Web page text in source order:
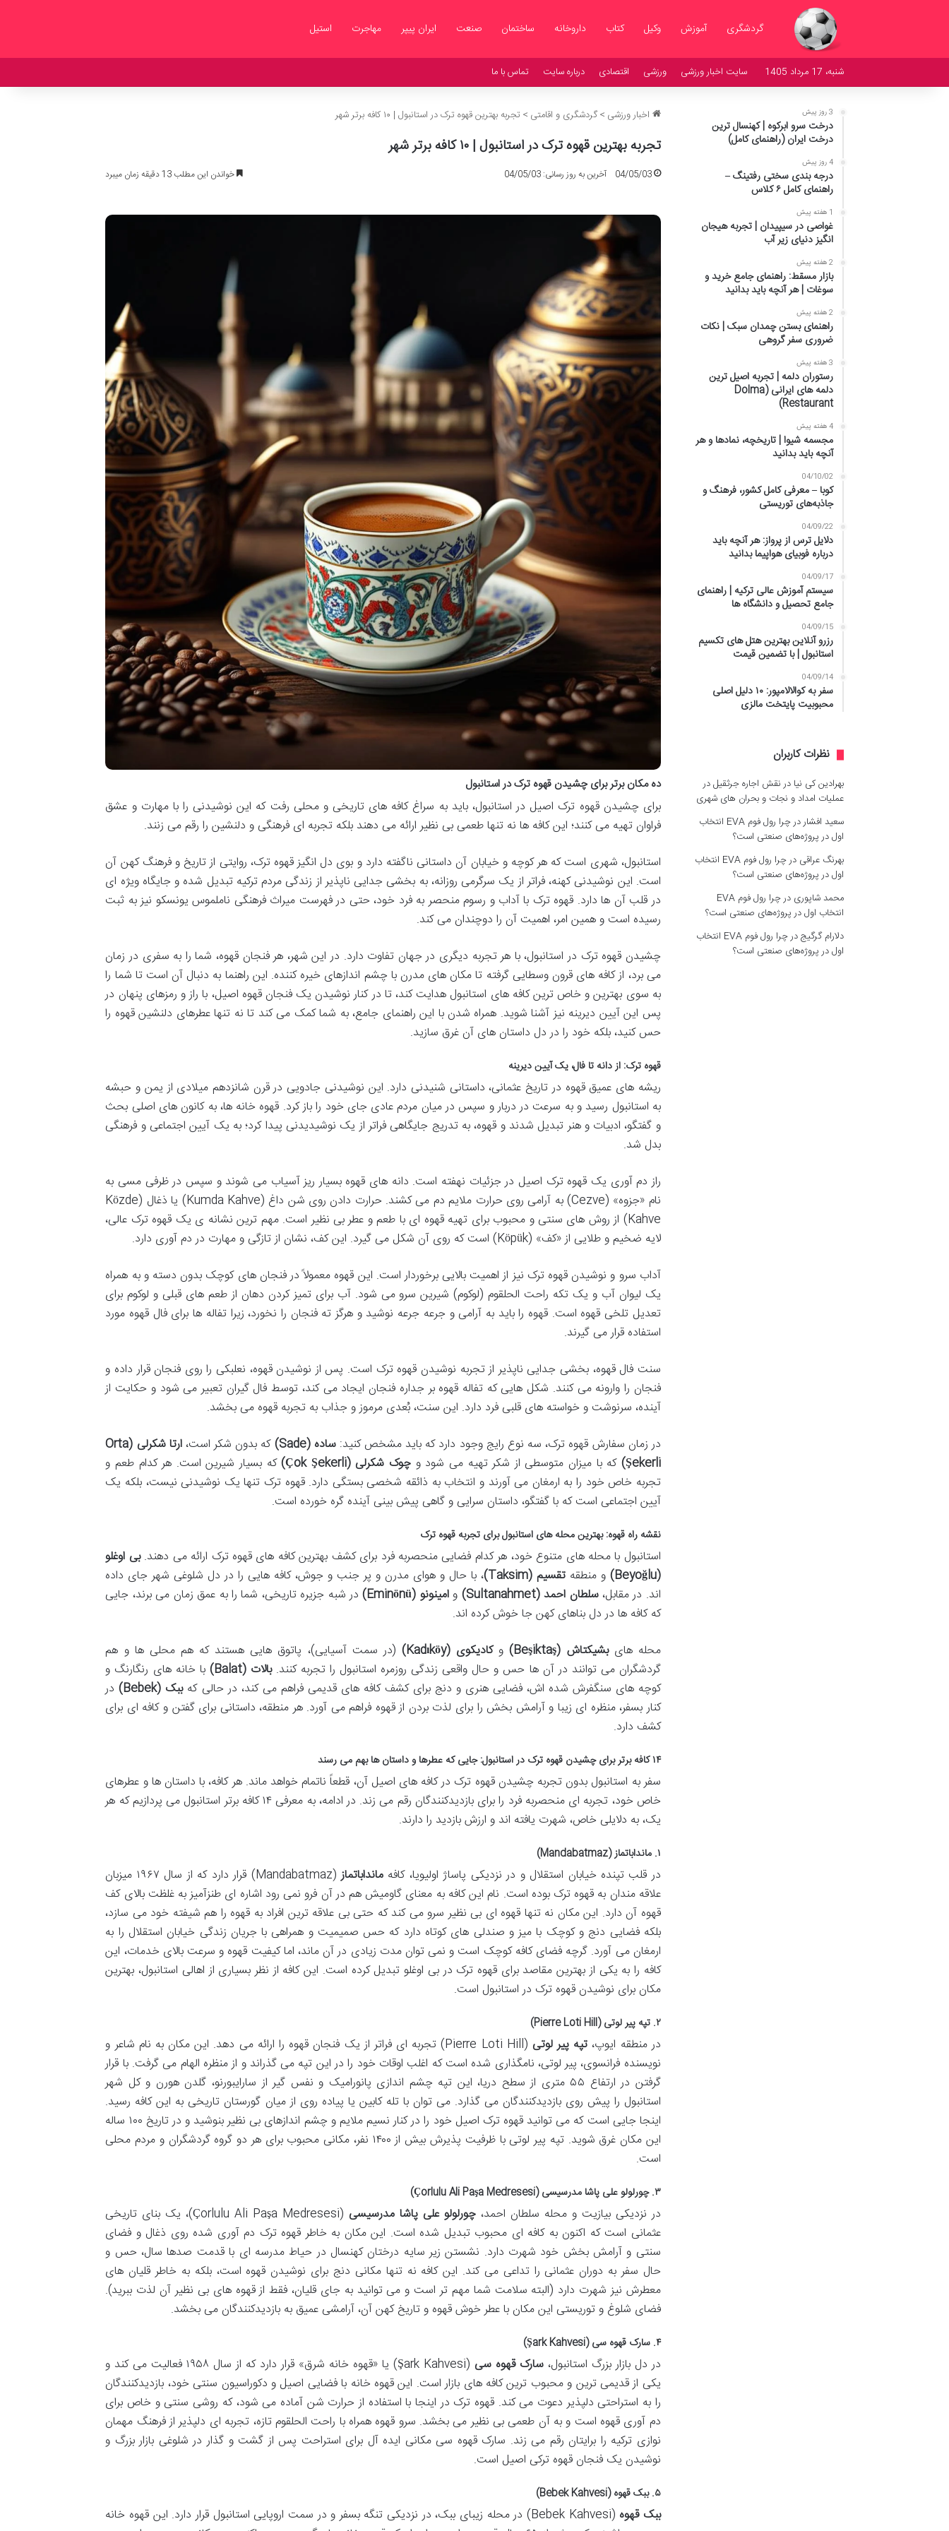
گردشگری آموزش وکیل کتاب داروخانه ساختمان صنعت ایران پیپر مهاجرت استیل
شنبه، 17 مرداد 1405 سایت اخبار ورزشی ورزشی اقتصادی درباره سایت تماس با ما
اخبار ورزشی >گردشگری و اقامتی > تجربه بهترین قهوه ترک در استانبول | ۱۰ کافه برتر شهر
تجربه بهترین قهوه ترک در استانبول | ۱۰ کافه برتر شهر
04/05/03 آخرین به روز رسانی: 04/05/03 خواندن این مطلب 13 دقیقه زمان میبرد
ده مکان برتر برای چشیدن قهوه ترک در استانبول
برای چشیدن قهوه ترک اصیل در استانبول، باید به سراغ کافه های تاریخی و محلی رفت که این نوشیدنی را با مهارت و عشق
فراوان تهیه می کنند؛ این کافه ها نه تنها طعمی بی نظیر ارائه می دهند بلکه تجربه ای فرهنگی و دلنشین را رقم می زنند.
استانبول، شهری است که هر کوچه و خیابان آن داستانی ناگفته دارد و بوی دل انگیز قهوه ترک، روایتی از تاریخ و فرهنگ کهن آن
است. این نوشیدنی کهنه، فراتر از یک سرگرمی روزانه، به بخشی جدایی ناپذیر از زندگی مردم ترکیه تبدیل شده و جایگاه ویژه ای
در قلب آن ها دارد. قهوه ترک با آداب و رسوم منحصر به فرد خود، حتی در فهرست میراث فرهنگی ناملموس یونسکو نیز به ثبت
رسیده است و همین امر، اهمیت آن را دوچندان می کند.
چشیدن قهوه ترک در استانبول، با هر تجربه دیگری در جهان تفاوت دارد. در این شهر، هر فنجان قهوه، شما را به سفری در زمان
می برد، از کافه های قرون وسطایی گرفته تا مکان های مدرن با چشم اندازهای خیره کننده. این راهنما به دنبال آن است تا شما را
به سوی بهترین و خاص ترین کافه های استانبول هدایت کند، تا در کنار نوشیدن یک فنجان قهوه اصیل، با راز و رمزهای پنهان در
پس این آیین دیرینه نیز آشنا شوید. همراه شدن با این راهنمای جامع، به شما کمک می کند تا نه تنها عطرهای دلنشین قهوه را
حس کنید، بلکه خود را در دل داستان های آن غرق سازید.
قهوه ترک: از دانه تا فال، یک آیین دیرینه
ریشه های عمیق قهوه در تاریخ عثمانی، داستانی شنیدنی دارد. این نوشیدنی جادویی در قرن شانزدهم میلادی از یمن و حبشه
به استانبول رسید و به سرعت در دربار و سپس در میان مردم عادی جای خود را باز کرد. قهوه خانه ها، به کانون های اصلی بحث
و گفتگو، ادبیات و هنر تبدیل شدند و قهوه، به تدریج جایگاهی فراتر از یک نوشیدیدنی پیدا کرد؛ به یک آیین اجتماعی و فرهنگی
بدل شد.
راز دم آوری یک قهوه ترک اصیل در جزئیات نهفته است. دانه های قهوه بسیار ریز آسیاب می شوند و سپس در ظرفی مسی به
نام «جزوه» (Cezve) به آرامی روی حرارت ملایم دم می کشند. حرارت دادن روی شن داغ (Kumda Kahve) یا ذغال (Közde
Kahve) از روش های سنتی و محبوب برای تهیه قهوه ای با طعم و عطر بی نظیر است. مهم ترین نشانه ی یک قهوه ترک عالی،
لایه ضخیم و طلایی از «کف» (Köpük) است که روی آن شکل می گیرد. این کف، نشان از تازگی و مهارت در دم آوری دارد.
آداب سرو و نوشیدن قهوه ترک نیز از اهمیت بالایی برخوردار است. این قهوه معمولاً در فنجان های کوچک بدون دسته و به همراه
یک لیوان آب و یک تکه راحت الحلقوم (لوکوم) شیرین سرو می شود. آب برای تمیز کردن دهان از طعم های قبلی و لوکوم برای
تعدیل تلخی قهوه است. قهوه را باید به آرامی و جرعه جرعه نوشید و هرگز ته فنجان را نخورد، زیرا تفاله ها برای فال قهوه مورد
استفاده قرار می گیرند.
سنت فال قهوه، بخشی جدایی ناپذیر از تجربه نوشیدن قهوه ترک است. پس از نوشیدن قهوه، نعلبکی را روی فنجان قرار داده و
فنجان را وارونه می کنند. شکل هایی که تفاله قهوه بر جداره فنجان ایجاد می کند، توسط فال گیران تعبیر می شود و حکایت از
آینده، سرنوشت و خواسته های قلبی فرد دارد. این سنت، بُعدی مرموز و جذاب به تجربه قهوه می بخشد.
در زمان سفارش قهوه ترک، سه نوع رایج وجود دارد که باید مشخص کنید:ساده (Sade) که بدون شکر است،
ارتا شکرلی (Orta
Şekerli) که با میزان متوسطی از شکر تهیه می شود و چوک شکرلی (Çok Şekerli)
که بسیار شیرین است. هر کدام طعم و
تجربه خاص خود را به ارمغان می آورند و انتخاب به ذائقه شخصی بستگی دارد. قهوه ترک تنها یک نوشیدنی نیست، بلکه یک
آیین اجتماعی است که با گفتگو، داستان سرایی و گاهی پیش بینی آینده گره خورده است.
نقشه راه قهوه: بهترین محله های استانبول برای تجربه قهوه ترک
استانبول با محله های متنوع خود، هر کدام فضایی منحصربه فرد برای کشف بهترین کافه های قهوه ترک ارائه می دهند.بی اوغلو
(Beyoğlu)
و منطقهتقسیم (Taksim)
، با حال و هوای مدرن و پر جنب و جوش، کافه هایی را در دل شلوغی شهر جای داده
اند. در مقابل،سلطان احمد (Sultanahmet) وامینونو (Eminönü)
در شبه جزیره تاریخی، شما را به عمق زمان می برند، جایی
که کافه ها در دل بناهای کهن جا خوش کرده اند.
محله هایبشیکتاش (Beşiktaş) وکادیکوی (Kadıköy)
(در سمت آسیایی)، پاتوق هایی هستند که هم محلی ها و هم
گردشگران می توانند در آن ها حس و حال واقعی زندگی روزمره استانبول را تجربه کنند.بالات (Balat)
با خانه های رنگارنگ و
کوچه های سنگفرش شده اش، فضایی هنری و دنج برای کشف کافه های قدیمی فراهم می کند، در حالی کهببک (Bebek)
در
کنار بسفر، منظره ای زیبا و آرامش بخش را برای لذت بردن از قهوه فراهم می آورد. هر منطقه، داستانی برای گفتن و کافه ای برای
کشف دارد.
۱۴ کافه برتر برای چشیدن قهوه ترک در استانبول: جایی که عطرها و داستان ها بهم می رسند
سفر به استانبول بدون تجربه چشیدن قهوه ترک در کافه های اصیل آن، قطعاً ناتمام خواهد ماند. هر کافه، با داستان ها و عطرهای
خاص خود، تجربه ای منحصربه فرد را برای بازدیدکنندگان رقم می زند. در ادامه، به معرفی ۱۴ کافه برتر استانبول می پردازیم که هر
یک، به دلایلی خاص، شهرت یافته اند و ارزش بازدید را دارند.
۱. مانداباتماز (Mandabatmaz)
در قلب تپنده خیابان استقلال و در نزدیکی پاساژ اولیویا، کافهمانداباتماز
(Mandabatmaz) قرار دارد که از سال ۱۹۶۷ میزبان
علاقه مندان به قهوه ترک بوده است. نام این کافه به معنای گاومیش هم در آن فرو نمی رود اشاره ای طنزآمیز به غلظت بالای کف
قهوه آن دارد. این مکان نه تنها قهوه ای بی نظیر سرو می کند که حتی بی علاقه ترین افراد به قهوه را هم شیفته خود می سازد،
بلکه فضایی دنج و کوچک با میز و صندلی های کوتاه دارد که حس صمیمیت و همراهی با جریان زندگی خیابان استقلال را به
ارمغان می آورد. گرچه فضای کافه کوچک است و نمی توان مدت زیادی در آن ماند، اما کیفیت قهوه و سرعت بالای خدمات، این
کافه را به یکی از بهترین مقاصد برای قهوه ترک در بی اوغلو تبدیل کرده است. این کافه از نظر بسیاری از اهالی استانبول، بهترین
مکان برای نوشیدن قهوه ترک در استانبول است.
۲. تپه پیر لوتی (Pierre Loti Hill)
در منطقه ایوپ، تپه پیر لوتی
(Pierre Loti Hill) تجربه ای فراتر از یک فنجان قهوه را ارائه می دهد. این مکان به نام شاعر و
نویسنده فرانسوی، پیر لوتی، نامگذاری شده است که اغلب اوقات خود را در این تپه می گذراند و از منظره الهام می گرفت. با قرار
گرفتن در ارتفاع ۵۵ متری از سطح دریا، این تپه چشم اندازی پانورامیک و نفس گیر از سارایبورنو، گلدن هورن و کل شهر
استانبول را پیش روی بازدیدکنندگان می گذارد. می توان با تله کابین یا پیاده روی از میان گورستان تاریخی به این کافه رسید.
اینجا جایی است که می توانید قهوه ترک اصیل خود را در کنار نسیم ملایم و چشم اندازهای بی نظیر بنوشید و در تاریخ ۱۰۰ ساله
این مکان غرق شوید. تپه پیر لوتی با ظرفیت پذیرش بیش از ۱۴۰۰ نفر، مکانی محبوب برای هر دو گروه گردشگران و مردم محلی
است.
۳. چورلولو علی پاشا مدرسیسی (Çorlulu Ali Paşa Medresesi)
در نزدیکی بیازیت و محله سلطان احمد، چورلولو علی پاشا مدرسیسی
(Çorlulu Ali Paşa Medresesi)، یک بنای تاریخی
عثمانی است که اکنون به کافه ای محبوب تبدیل شده است. این مکان به خاطر قهوه ترک دم آوری شده روی ذغال و فضای
سنتی و آرامش بخش خود شهرت دارد. نشستن زیر سایه درختان کهنسال در حیاط مدرسه ای با قدمت صدها سال، حس و
حال سفر به دوران عثمانی را تداعی می کند. این کافه نه تنها مکانی دنج برای نوشیدن قهوه است، بلکه به خاطر قلیان های
معطرش نیز شهرت دارد (البته سلامت شما مهم تر است و می توانید به جای قلیان، فقط از قهوه های بی نظیر آن لذت ببرید).
فضای شلوغ و توریستی این مکان با عطر خوش قهوه و تاریخ کهن آن، آرامشی عمیق به بازدیدکنندگان می بخشد.
۴. سارک قهوه سی (Şark Kahvesi)
در دل بازار بزرگ استانبول،سارک قهوه سی
(Şark Kahvesi) یا «قهوه خانه شرق» قرار دارد که از سال ۱۹۵۸ فعالیت می کند و
یکی از قدیمی ترین و محبوب ترین کافه های بازار است. این قهوه خانه با فضایی اصیل و دکوراسیون سنتی خود، بازدیدکنندگان
را به استراحتی دلپذیر دعوت می کند. قهوه ترک در اینجا با استفاده از حرارت شن آماده می شود، که روشی سنتی و خاص برای
دم آوری قهوه است و به آن طعمی بی نظیر می بخشد. سرو قهوه همراه با راحت الحلقوم تازه، تجربه ای دلپذیر از فرهنگ مهمان
نوازی ترکیه را برایتان رقم می زند. سارک قهوه سی مکانی ایده آل برای استراحت پس از گشت و گذار در شلوغی بازار بزرگ و
نوشیدن یک فنجان قهوه ترکی اصیل است.
۵. ببک قهوه (Bebek Kahvesi)
ببک قهوه
(Bebek Kahvesi) در محله زیبای ببک، در نزدیکی تنگه بسفر و در سمت اروپایی استانبول قرار دارد. این قهوه خانه
3 روز پیش
درخت سرو ابرکوه | کهنسال ترین
درخت ایران (راهنمای کامل)
4 روز پیش
درجه بندی سختی رفتینگ –
راهنمای کامل ۶ کلاس
1 هفته پیش
غواصی در سیپیدان | تجربه هیجان
انگیز دنیای زیر آب
2 هفته پیش
بازار مسقط: راهنمای جامع خرید و
سوغات | هر آنچه باید بدانید
2 هفته پیش
راهنمای بستن چمدان سبک | نکات
ضروری سفر گروهی
3 هفته پیش
رستوران دلمه | تجربه اصیل ترین
دلمه های ایرانی (Dolma
Restaurant)
4 هفته پیش
مجسمه شیوا | تاریخچه، نمادها و هر
آنچه باید بدانید
04/10/02
کوبا – معرفی کامل کشور، فرهنگ و
جاذبه‌های توریستی
04/09/22
دلایل ترس از پرواز: هر آنچه باید
درباره فوبیای هواپیما بدانید
04/09/17
سیستم آموزش عالی ترکیه | راهنمای
جامع تحصیل و دانشگاه ها
04/09/15
رزرو آنلاین بهترین هتل های تکسیم
استانبول | با تضمین قیمت
04/09/14
سفر به کوالالامپور: ۱۰ دلیل اصلی
محبوبیت پایتخت مالزی
نظرات کاربران
بهرادین کی نیا درنقش اجاره جرثقیل در
عملیات امداد و نجات و بحران های شهری
سعید افشاردر
چرا رول فوم EVA انتخاب
اول در پروژه‌های صنعتی است؟
بهرنگ عراقی در
چرا رول فوم EVA انتخاب
اول در پروژه‌های صنعتی است؟
محمد شاپوری در
چرا رول فوم EVA
انتخاب اول در پروژه‌های صنعتی است؟
دلارام گرگیجدر
چرا رول فوم EVA انتخاب
اول در پروژه‌های صنعتی است؟